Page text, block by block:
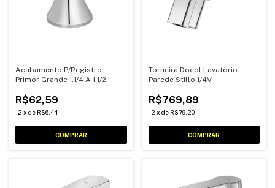
Acabamento P/Registro
Primor Grande 1.1/4 A 1.1/2
R$62,59
12 x de R$6,44
Torneira Docol Lavatorio
Parede Stillo 1/4V
R$769,89
12 x de R$79,20